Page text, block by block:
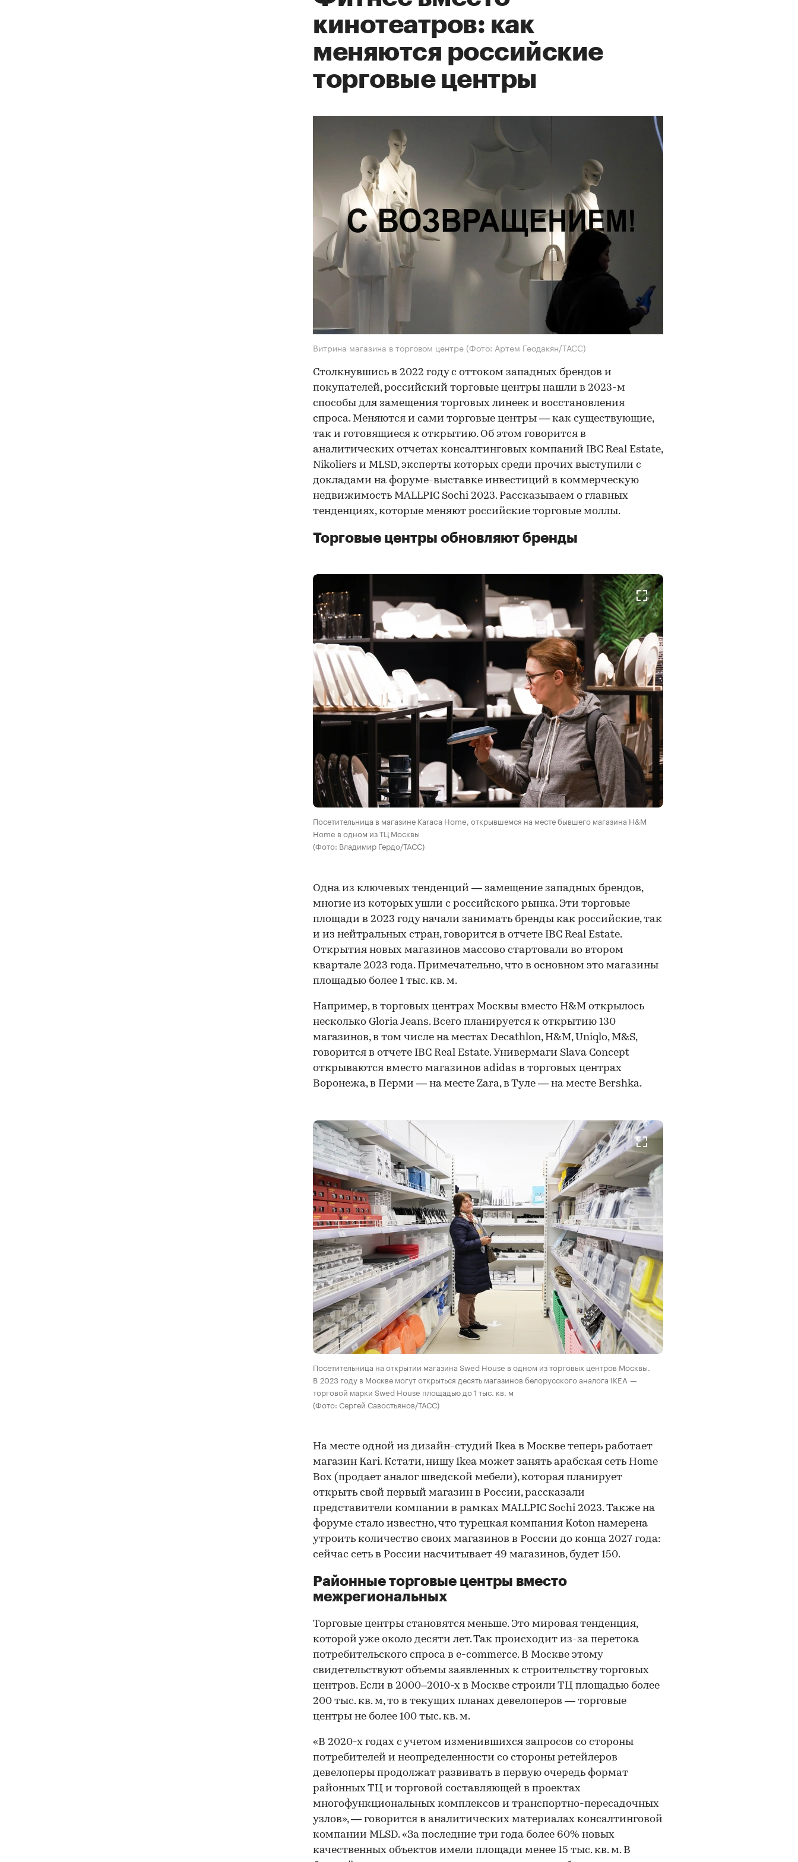
кинотеатров: как
меняются российские
торговые центры
Витрина магазина в торговом центре (Фото: Артем Геодакян/ТАСС)
Столкнувшись в 2022 году с оттоком западных брендов и
покупателей, российский торговые центры нашли в 2023-м
способы для замещения торговых линеек и восстановления
спроса. Меняются и сами торговые центры — как существующие,
так и готовящиеся к открытию. Об этом говорится в
аналитических отчетах консалтинговых компаний IBC Real Estate,
Nikoliers и MLSD, эксперты которых среди прочих выступили с
докладами на форуме-выставке инвестиций в коммерческую
недвижимость MALLPIC Sochi 2023. Рассказываем о главных
тенденциях, которые меняют российские торговые моллы.
Торговые центры обновляют бренды
Посетительница в магазине Karaca Home, открывшемся на месте бывшего магазина H&M
Home в одном из ТЦ Москвы
(Фото: Владимир Гердо/ТАСС)
Одна из ключевых тенденций — замещение западных брендов,
многие из которых ушли с российского рынка. Эти торговые
площади в 2023 году начали занимать бренды как российские, так
и из нейтральных стран, говорится в отчете IBC Real Estate.
Открытия новых магазинов массово стартовали во втором
квартале 2023 года. Примечательно, что в основном это магазины
площадью более 1 тыс. кв. м.
Например, в торговых центрах Москвы вместо H&M открылось
несколько Gloria Jeans. Всего планируется к открытию 130
магазинов, в том числе на местах Decathlon, H&M, Uniqlo, M&S,
говорится в отчете IBC Real Estate. Универмаги Slava Concept
открываются вместо магазинов аdidas в торговых центрах
Воронежа, в Перми — на месте Zara, в Туле — на месте Bershka.
Посетительница на открытии магазина Swed House в одном из торговых центров Москвы.
В 2023 году в Москве могут открыться десять магазинов белорусского аналога IKEA —
торговой марки Swed House площадью до 1 тыс. кв. м
(Фото: Сергей Савостьянов/ТАСС)
На месте одной из дизайн-студий Ikea в Москве теперь работает
магазин Kari. Кстати, нишу Ikea может занять арабская сеть Home
Box (продает аналог шведской мебели), которая планирует
открыть свой первый магазин в России, рассказали
представители компании в рамках MALLPIC Sochi 2023. Также на
форуме стало известно, что турецкая компания Koton намерена
утроить количество своих магазинов в России до конца 2027 года:
сейчас сеть в России насчитывает 49 магазинов, будет 150.
Районные торговые центры вместо
межрегиональных
Торговые центры становятся меньше. Это мировая тенденция,
которой уже около десяти лет. Так происходит из-за перетока
потребительского спроса в e-commerce. В Москве этому
свидетельствуют объемы заявленных к строительству торговых
центров. Если в 2000–2010-х в Москве строили ТЦ площадью более
200 тыс. кв. м, то в текущих планах девелоперов — торговые
центры не более 100 тыс. кв. м.
«В 2020-х годах с учетом изменившихся запросов со стороны
потребителей и неопределенности со стороны ретейлеров
девелоперы продолжат развивать в первую очередь формат
районных ТЦ и торговой составляющей в проектах
многофункциональных комплексов и транспортно-пересадочных
узлов», — говорится в аналитических материалах консалтинговой
компании MLSD. «За последние три года более 60% новых
качественных объектов имели площади менее 15 тыс. кв. м. В